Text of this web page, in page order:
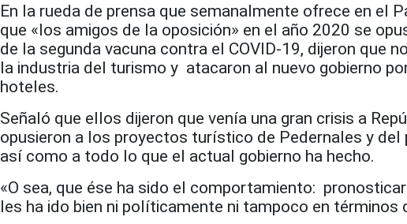
En la rueda de prensa que semanalmente ofrece en el
que «los amigos de la oposición» en el año 2020 se
de la segunda vacuna contra el COVID-19, dijeron que
la industria del turismo y atacaron al nuevo gobierno
hoteles.
Señaló que ellos dijeron que venía una gran crisis a
opusieron a los proyectos turístico de Pedernales y
así como a todo lo que el actual gobierno ha hecho.
«O sea, que ése ha sido el comportamiento:
les ha ido bien ni políticamente ni tampoco en términos